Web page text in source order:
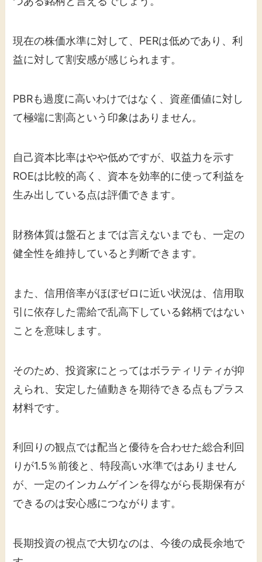
現在の株価水準に対して、PERは低めであり、利
益に対して割安感が感じられます。
PBRも過度に高いわけではなく、資産価値に対し
て極端に割高という印象はありません。
自己資本比率はやや低めですが、収益力を示す
ROEは比較的高く、資本を効率的に使って利益を
生み出している点は評価できます。
財務体質は盤石とまでは言えないまでも、一定の
健全性を維持していると判断できます。
また、信用倍率がほぼゼロに近い状況は、信用取
引に依存した需給で乱高下している銘柄ではない
ことを意味します。
そのため、投資家にとってはボラティリティが抑
えられ、安定した値動きを期待できる点もプラス
材料です。
利回りの観点では配当と優待を合わせた総合利回
りが1.5％前後と、特段高い水準ではありません
が、一定のインカムゲインを得ながら長期保有が
できるのは安心感につながります。
長期投資の視点で大切なのは、今後の成長余地で